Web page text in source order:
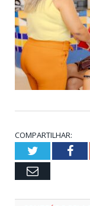
COMPARTILHAR:
Twitter
Email